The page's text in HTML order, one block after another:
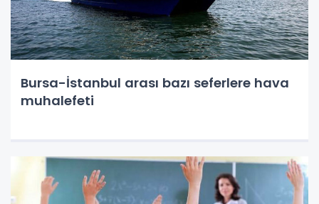
Bursa-İstanbul arası bazı seferlere hava
muhalefeti